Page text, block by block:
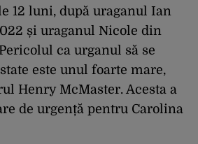
12 luni, după uraganul Ian
și uraganul Nicole din
ca urganul să se
este unul foarte mare,
Henry McMaster. Acesta a
de urgență pentru Carolina